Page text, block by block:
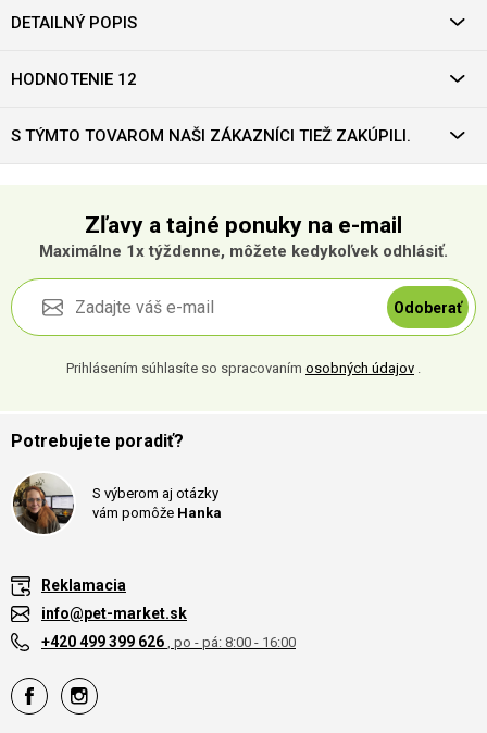
DETAILNÝ POPIS
HODNOTENIE 12
S TÝMTO TOVAROM NAŠI ZÁKAZNÍCI TIEŽ ZAKÚPILI.
Zľavy a tajné ponuky na e-mail
Maximálne 1x týždenne, môžete kedykoľvek odhlásiť.
Odoberať
Prihlásením súhlasíte so spracovaním osobných údajov .
Potrebujete poradiť?
S výberom aj otázky
vám pomôže Hanka
Reklamacia
info@pet-market.sk
+420 499 399 626 , po - pá: 8:00 - 16:00